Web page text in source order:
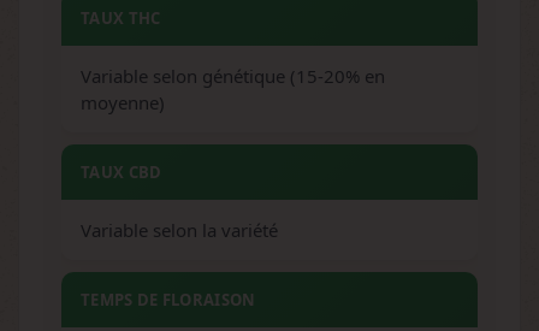
TAUX THC
Variable selon génétique (15-20% en
moyenne)
TAUX CBD
Variable selon la variété
TEMPS DE FLORAISON